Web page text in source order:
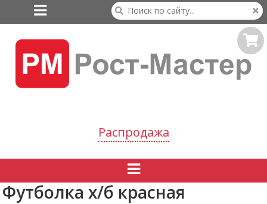

Распродажа

Футболка х/б красная